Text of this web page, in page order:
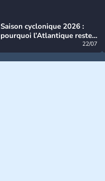
Saison cyclonique 2026 :
pourquoi l’Atlantique reste
22/07